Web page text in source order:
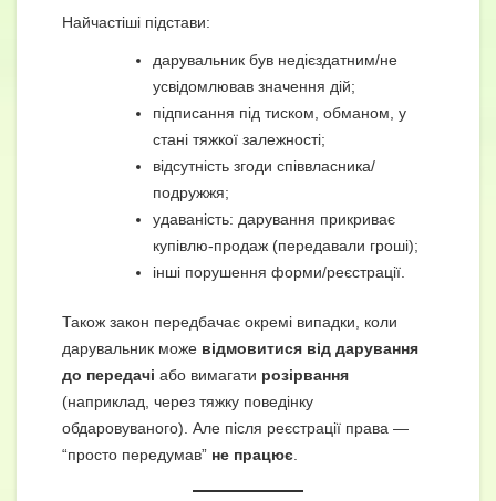
Найчастіші підстави:
дарувальник був недієздатним/не
усвідомлював значення дій;
підписання під тиском, обманом, у
стані тяжкої залежності;
відсутність згоди співвласника/
подружжя;
удаваність: дарування прикриває
купівлю-продаж (передавали гроші);
інші порушення форми/реєстрації.
Також закон передбачає окремі випадки, коли
дарувальник може відмовитися від дарування
до передачі або вимагати розірвання
(наприклад, через тяжку поведінку
обдаровуваного). Але після реєстрації права —
“просто передумав” не працює